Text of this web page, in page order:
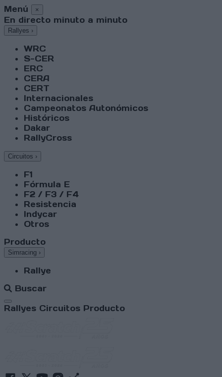
Menú ×
En directo minuto a minuto
Rallyes ›
WRC
S-CER
ERC
CERA
CERT
Internacionales
Campeonatos Autonómicos
Históricos
Dakar
RallyCross
Circuitos ›
F1
Fórmula E
F2 / F3 / F4
Resistencia
Indycar
Otros
Producto
Simracing ›
Rallye
Buscar
Abrir menú
Rallyes Circuitos Producto